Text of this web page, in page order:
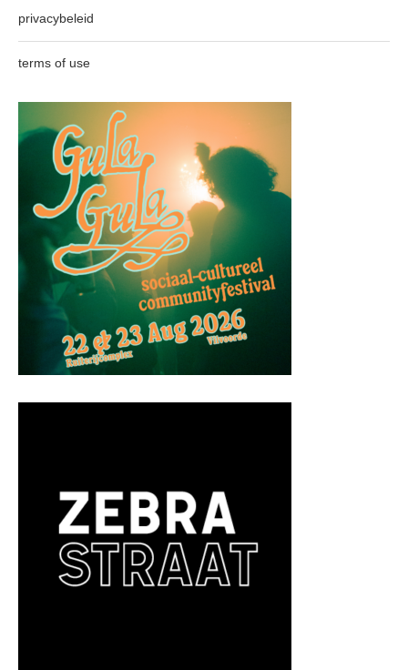
privacybeleid
terms of use